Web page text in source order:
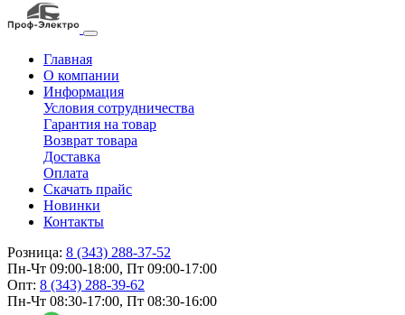
Главная
О компании
Информация
Условия сотрудничества
Гарантия на товар
Возврат товара
Доставка
Оплата
Скачать прайс
Новинки
Контакты
Розница: 8 (343) 288-37-52
Пн-Чт 09:00-18:00, Пт 09:00-17:00
Опт: 8 (343) 288-39-62
Пн-Чт 08:30-17:00, Пт 08:30-16:00